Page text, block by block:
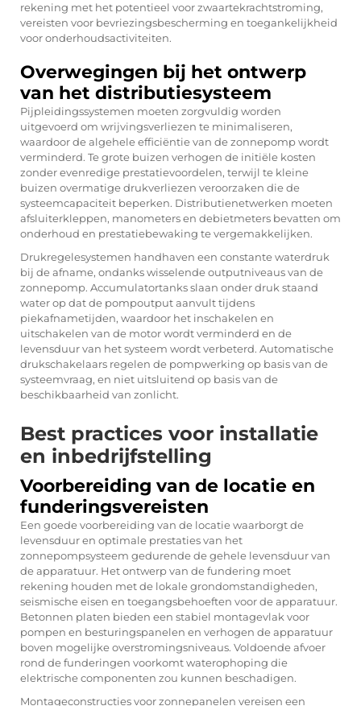
rekening met het potentieel voor zwaartekrachtstroming,
vereisten voor bevriezingsbescherming en toegankelijkheid
voor onderhoudsactiviteiten.
Overwegingen bij het ontwerp
van het distributiesysteem
Pijpleidingssystemen moeten zorgvuldig worden
uitgevoerd om wrijvingsverliezen te minimaliseren,
waardoor de algehele efficiëntie van de zonnepomp wordt
verminderd. Te grote buizen verhogen de initiële kosten
zonder evenredige prestatievoordelen, terwijl te kleine
buizen overmatige drukverliezen veroorzaken die de
systeemcapaciteit beperken. Distributienetwerken moeten
afsluiterkleppen, manometers en debietmeters bevatten om
onderhoud en prestatiebewaking te vergemakkelijken.
Drukregelesystemen handhaven een constante waterdruk
bij de afname, ondanks wisselende outputniveaus van de
zonnepomp. Accumulatortanks slaan onder druk staand
water op dat de pompoutput aanvult tijdens
piekafnametijden, waardoor het inschakelen en
uitschakelen van de motor wordt verminderd en de
levensduur van het systeem wordt verbeterd. Automatische
drukschakelaars regelen de pompwerking op basis van de
systeemvraag, en niet uitsluitend op basis van de
beschikbaarheid van zonlicht.
Best practices voor installatie
en inbedrijfstelling
Voorbereiding van de locatie en
funderingsvereisten
Een goede voorbereiding van de locatie waarborgt de
levensduur en optimale prestaties van het
zonnepompsysteem gedurende de gehele levensduur van
de apparatuur. Het ontwerp van de fundering moet
rekening houden met de lokale grondomstandigheden,
seismische eisen en toegangsbehoeften voor de apparatuur.
Betonnen platen bieden een stabiel montagevlak voor
pompen en besturingspanelen en verhogen de apparatuur
boven mogelijke overstromingsniveaus. Voldoende afvoer
rond de funderingen voorkomt waterophoping die
elektrische componenten zou kunnen beschadigen.
Montageconstructies voor zonnepanelen vereisen een